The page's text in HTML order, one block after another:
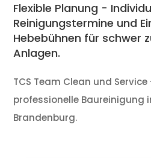
Flexible Planung -
Reinigungstermine und
Hebebühnen für schwer
Anlagen.
TCS Team Clean und
professionelle Baureinigung
Brandenburg.